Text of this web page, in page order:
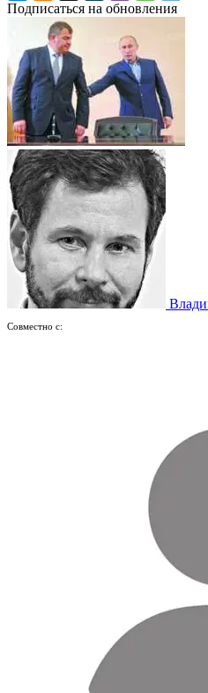
Подписаться на обновления
Совместно с: